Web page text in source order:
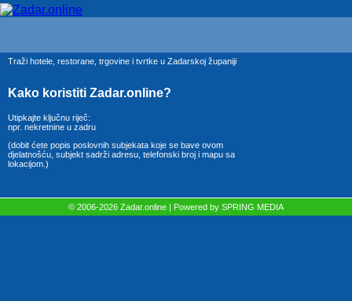
Traži hotele, restorane, trgovine i tvrtke u Zadarskoj županiji
Kako koristiti Zadar.online?
Utipkajte ključnu riječ:
npr. nekretnine u zadru
(dobit ćete popis poslovnih subjekata koje se bave ovom
djelatnošću, subjekt sadrži adresu, telefonski broj i mapu sa
lokacijom.)
© 2006-2026 Zadar.online | Powered by SPRING MEDIA